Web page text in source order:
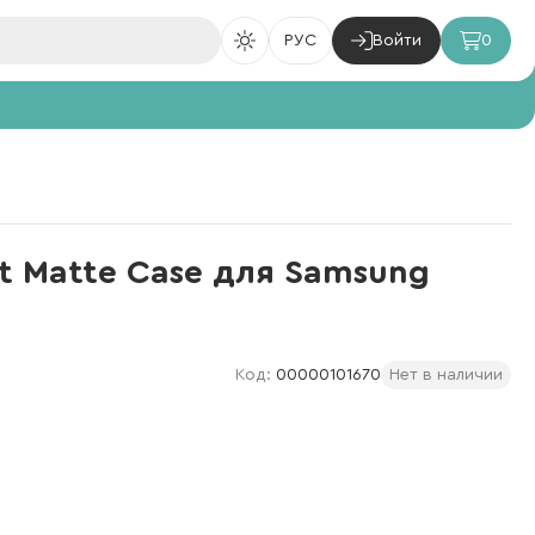
РУС Войти 0
Matte Case для Samsung
Код: 00000101670 Нет в наличии